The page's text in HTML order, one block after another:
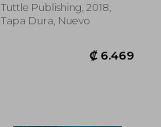
Tuttle Publishing, 2018,
Tapa Dura, Nuevo